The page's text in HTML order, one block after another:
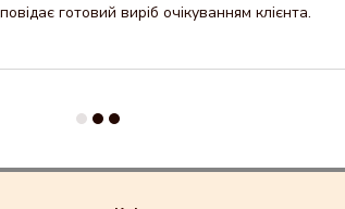
готовий виріб очікуванням клієнта.